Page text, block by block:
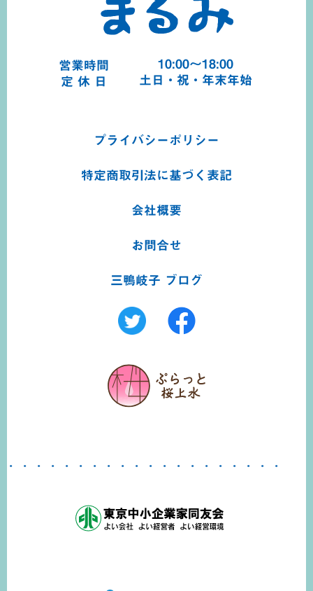
営業時間
10:00～18:00
定 休 日
土日・祝・年末年始
プライバシーポリシー
特定商取引法に基づく 表記
会社概要
お問合せ
三鴨岐子 ブログ